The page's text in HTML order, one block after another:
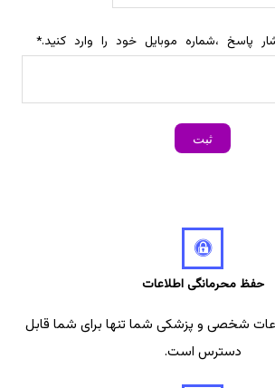
پاسخ ،شماره موبایل خود را وارد کنید.*
حفظ محرمانگی اطلاعات
شخصی و پزشکی شما تنها برای شما قابل
دسترس است.